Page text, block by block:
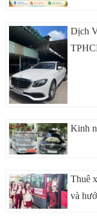
Dịch
Kinh
Thuê
và